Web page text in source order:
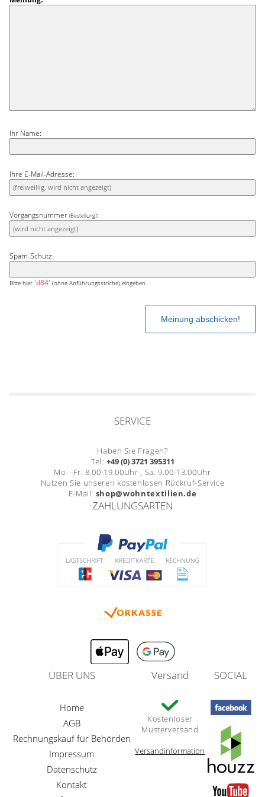
Zuverlässigkeit ausstrahlt. Natur- und Cremetöne, Leinen,
Ihr Name:
Ihre E-Mail-Adresse:
Vorgangsnummer (Bestellung):
Spam-Schutz:
Bitte hier 'd84' (ohne Anführungsstriche) eingeben.
SERVICE
Haben Sie Fragen?
Tel.: +49 (0) 3721 395311
Mo. -Fr. 8.00-19.00Uhr , Sa. 9.00-13.00Uhr
Nutzen Sie unseren kostenlosen Rückruf-Service
E-Mail: shop@wohntextilien.de
ZAHLUNGSARTEN
ÜBER UNS
Home
AGB
Rechnungskauf für Behörden
Impressum
Datenschutz
Kontakt
Versand
Kostenloser
Musterversand
Versandinformation
SOCIAL